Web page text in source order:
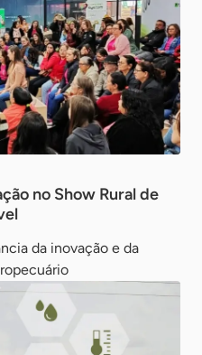
no Show Rural de
da inovação e da